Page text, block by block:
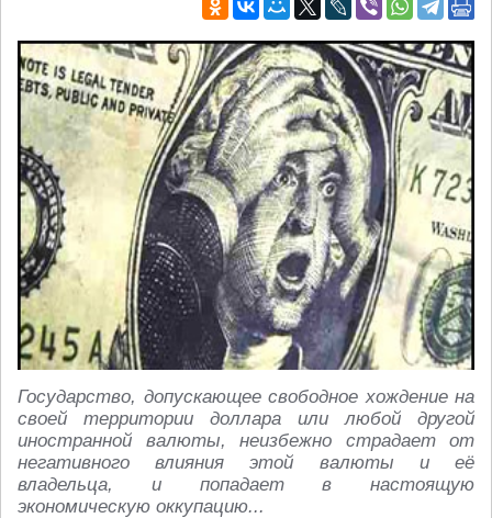
Государство, допускающее свободное хождение на
своей территории доллара или любой другой
иностранной валюты, неизбежно страдает от
негативного влияния этой валюты и её
владельца, и попадает в настоящую
экономическую оккупацию...